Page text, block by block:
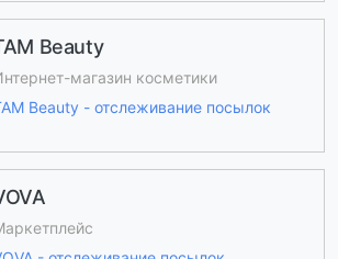
Beauty
магазин косметики
Beauty - отслеживание посылок